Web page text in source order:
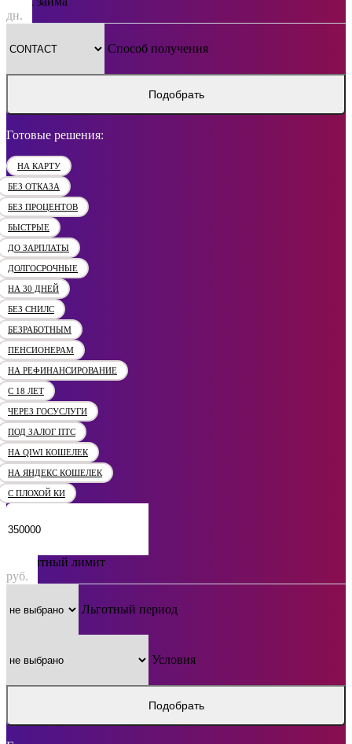
дн.
Способ получения
Подобрать
Готовые решения:
НА КАРТУ
БЕЗ ОТКАЗА
БЕЗ ПРОЦЕНТОВ
БЫСТРЫЕ
ДО ЗАРПЛАТЫ
ДОЛГОСРОЧНЫЕ
НА 30 ДНЕЙ
БЕЗ СНИЛС
БЕЗРАБОТНЫМ
ПЕНСИОНЕРАМ
НА РЕФИНАНСИРОВАНИЕ
С 18 ЛЕТ
ЧЕРЕЗ ГОСУСЛУГИ
ПОД ЗАЛОГ ПТС
НА QIWI КОШЕЛЕК
НА ЯНДЕКС КОШЕЛЕК
С ПЛОХОЙ КИ
Кредитный лимит
руб.
Льготный период
Условия
Подобрать